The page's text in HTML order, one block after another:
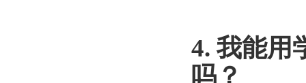
4. 我能用
吗？